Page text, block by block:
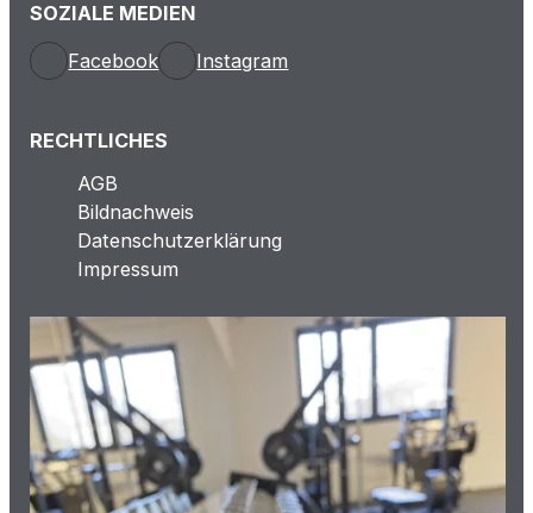
SOZIALE MEDIEN
Facebook
Instagram
RECHTLICHES
AGB
Bildnachweis
Datenschutzerklärung
Impressum